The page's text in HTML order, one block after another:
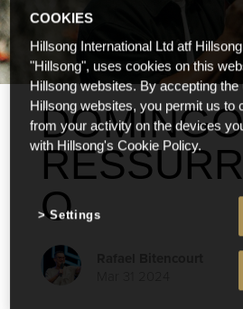
O
COOKIES
Hillsong International Ltd atf
"Hillsong", uses cookies on this
Hillsong websites. By accepting
Hillsong websites, you permit us to
from your activity on the devices
with Hillsong's Cookie Policy.
Settings